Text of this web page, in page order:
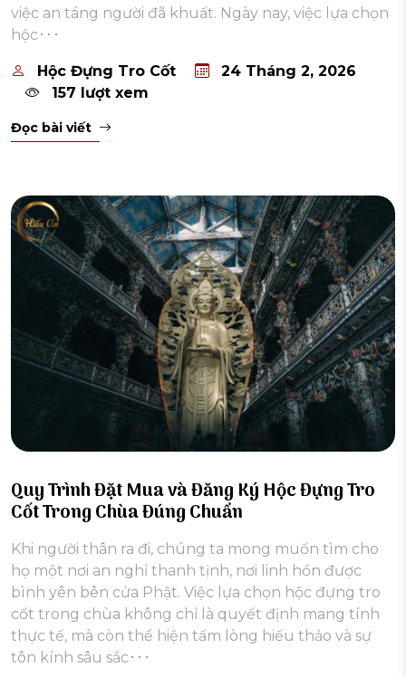
việc an táng người đã khuất. Ngày nay, việc lựa chọn
hộc･･･
Hộc Đựng Tro Cốt
24 Tháng 2, 2026
157 lượt xem
Đọc bài viết
Quy Trình Đặt Mua và Đăng Ký Hộc Đựng Tro
Cốt Trong Chùa Đúng Chuẩn
Khi người thân ra đi, chúng ta mong muốn tìm cho
họ một nơi an nghỉ thanh tịnh, nơi linh hồn được
bình yên bên cửa Phật. Việc lựa chọn hộc đựng tro
cốt trong chùa không chỉ là quyết định mang tính
thực tế, mà còn thể hiện tấm lòng hiếu thảo và sự
tôn kính sâu sắc･･･